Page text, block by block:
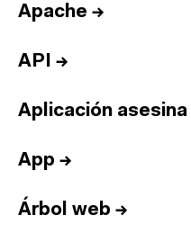
Apache →
API →
Aplicación asesina
App →
Árbol web →